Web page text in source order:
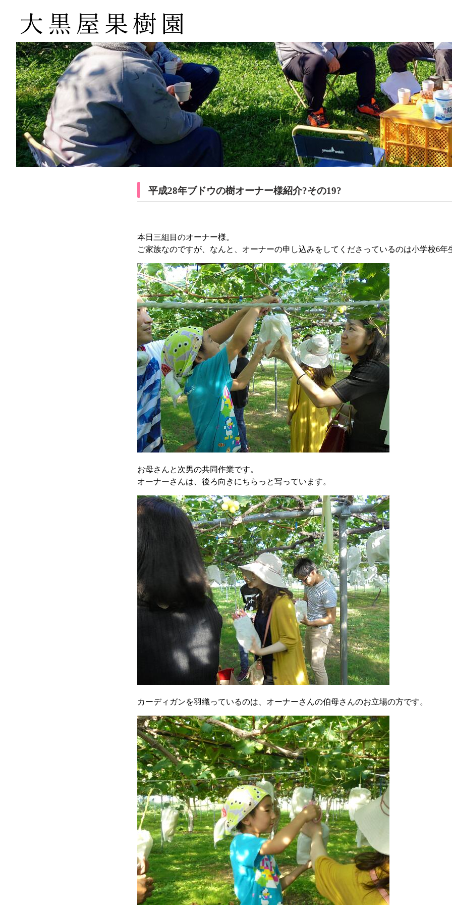
平成28年ブドウの樹オーナー様紹介?その19?
本日三組目のオーナー様。
ご家族なのですが、なんと、オーナーの申し込みをしてくださっているのは小学校6年
お母さんと次男の共同作業です。
オーナーさんは、後ろ向きにちらっと写っています。
カーディガンを羽織っているのは、オーナーさんの伯母さんのお立場の方です。